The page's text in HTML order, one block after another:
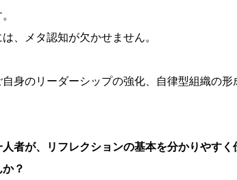
、メタ認知が欠かせません。
身のリーダーシップの強化、自律型組織の
者が、リフレクションの基本を分かりやすく
？